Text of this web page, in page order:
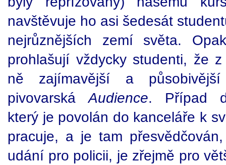
navštěvuje ho asi šedesát
nejrůznějších zemí světa.
prohlašují vždycky studenti, že
ně zajímavější a
pivovarskáAudience. Případ
který je povolán do kanceláře k
pracuje, a je tam
udání pro policii, je zřejmě pro